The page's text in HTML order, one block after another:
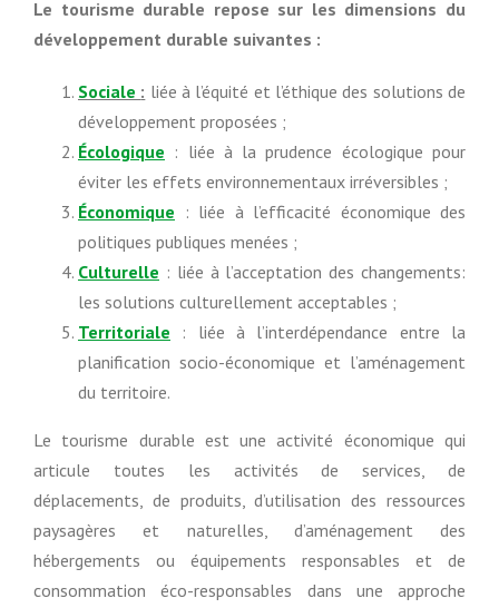
Le tourisme durable repose sur les dimensions du
développement durable suivantes :
Sociale : liée à l’équité et l’éthique des solutions de
développement proposées ;
Écologique : liée à la prudence écologique pour
éviter les effets environnementaux irréversibles ;
Économique : liée à l’efficacité économique des
politiques publiques menées ;
Culturelle : liée à l’acceptation des changements:
les solutions culturellement acceptables ;
Territoriale : liée à l’interdépendance entre la
planification socio-économique et l’aménagement
du territoire.
Le tourisme durable est une activité économique qui
articule toutes les activités de services, de
déplacements, de produits, d’utilisation des ressources
paysagères et naturelles, d’aménagement des
hébergements ou équipements responsables et de
consommation éco-responsables dans une approche